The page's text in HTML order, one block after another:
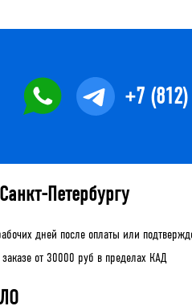
+7
Петербургу
дней после оплаты или
от 30000 руб в пределах КАД